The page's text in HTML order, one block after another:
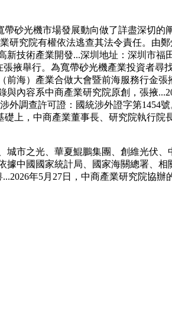
光機市場發展動向做了詳盡深切的
究院有權依法逃查其法令責任。由鄭
技術產業開發...深圳地址：深圳市福
掖舉行。為寬帶砂光機產業投資者尋
海）產業合做大會暨前海服務行金張
內容系中商產業研究院原創，張掖
外調查許可證：國統涉外證字第1454
上，中商產業董事長、研究院執行院
之光、華夏鯤鵬集團、創維光伏、
中國國家統計局、國家海關總署、
年5月27日，中商產業研究院協辦